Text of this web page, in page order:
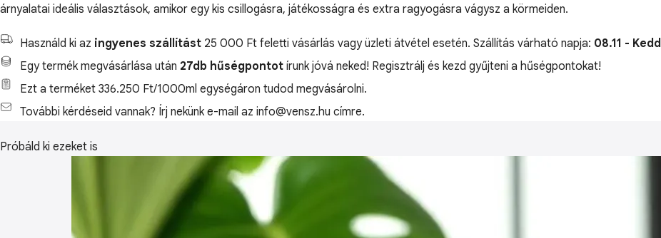
árnyalatai ideális választások, amikor egy kis csillogásra, játékosságra és extra ragyogásra vágysz a körmeiden.
Használd ki az ingyenes szállítást 25 000 Ft feletti vásárlás vagy üzleti átvétel esetén. Szállítás várható napja: 08.11 - Kedd
Egy termék megvásárlása után 27db hűségpontot írunk jóvá neked! Regisztrálj és kezd gyűjteni a hűségpontokat!
Ezt a terméket 336.250 Ft/1000ml egységáron tudod megvásárolni.
További kérdéseid vannak? Írj nekünk e-mail az info@vensz.hu címre.
Próbáld ki ezeket is